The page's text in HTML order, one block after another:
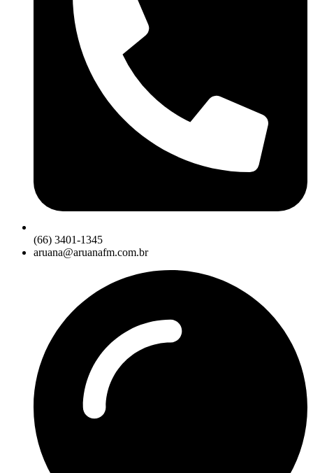
(66) 3401-1345
aruana@aruanafm.com.br